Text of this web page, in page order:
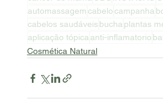
automassagemcabelocampanha
cabelos saudáveis bucha plantas
aplicação tópica anti-inflamatorio
Cosmética Natural